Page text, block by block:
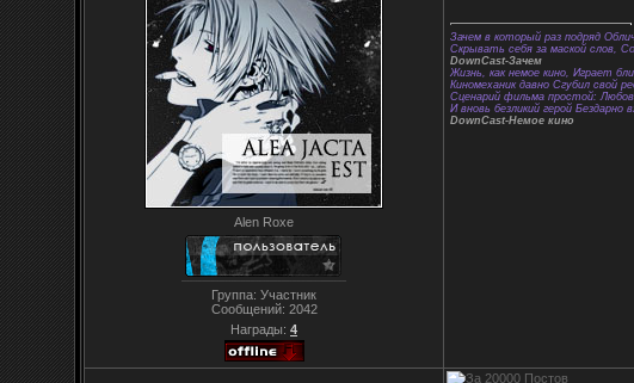
Alen Roxe
Группа: Участник
Сообщений: 2042
Награды: 4
Зачем в который раз подряд
Скрывать себя за маской слов,
DownCast-Зачем
Жизнь, как немое кино, Играет
Киномеханик давно Сгубил свой
Сценарий фильма простой:
И вновь безликий герой Бездарно
DownCast-Немое кино